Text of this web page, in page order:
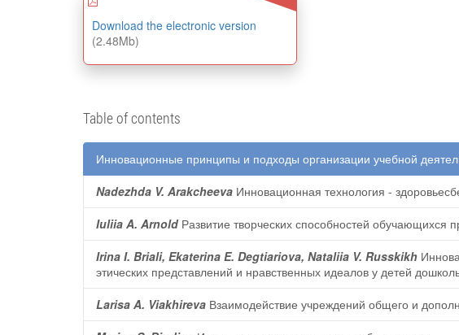
Download the electronic version
(2.48Mb)
Table of contents
Инновационные принципы и подходы организации учебной
Nadezhda V. Arakcheeva Инновационная технология -
Iuliia A. Arnold Развитие творческих способностей обучающихся
Irina I. Briali, Ekaterina E. Degtiariova, Nataliia V. Russkikh
этических представлений и нравственных идеалов у детей
Larisa A. Viakhireva Взаимодействие учреждений общего и